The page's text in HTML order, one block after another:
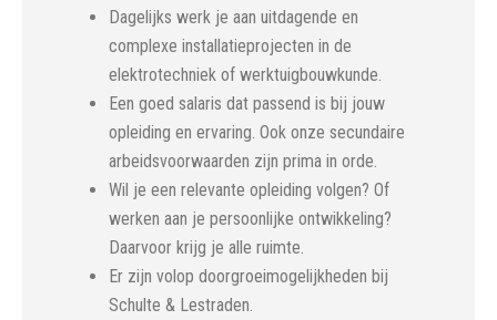
Dagelijks werk je aan uitdagende en
complexe installatieprojecten in de
elektrotechniek of werktuigbouwkunde.
Een goed salaris dat passend is bij jouw
opleiding en ervaring. Ook onze secundaire
arbeidsvoorwaarden zijn prima in orde.
Wil je een relevante opleiding volgen? Of
werken aan je persoonlijke ontwikkeling?
Daarvoor krijg je alle ruimte.
Er zijn volop doorgroeimogelijkheden bij
Schulte & Lestraden.